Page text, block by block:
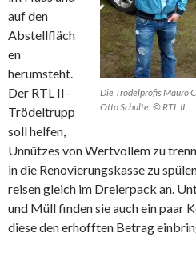
Die Trödelprofis Mauro
Otto Schulte. © RTL II
auf den
Abstellfläch
en
herumsteht.
Der RTL II-
Trödeltrupp
soll helfen,
Unnützes von Wertvollem zu
in die Renovierungskasse zu
reisen gleich im Dreierpack an.
und Müll finden sie auch ein paar
diese den erhofften Betrag